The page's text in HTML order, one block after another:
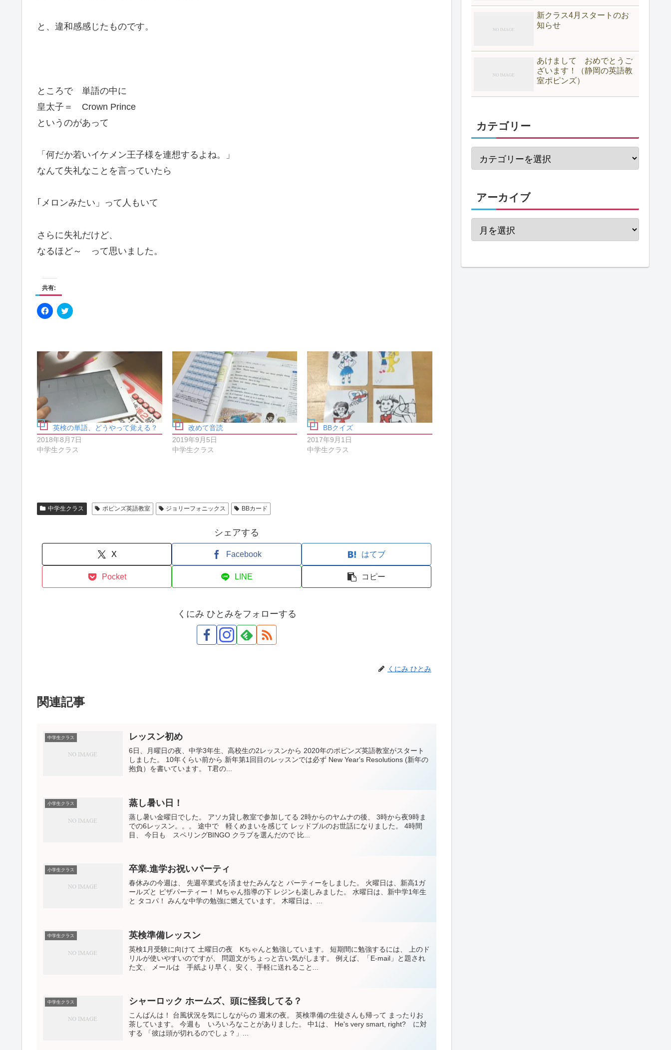
と、違和感感じたものです。
ところで 単語の中に
皇太子＝ Crown Prince
というのがあって
「何だか若いイケメン王子様を連想するよね。」
なんて失礼なことを言っていたら
｢メロンみたい」って人もいて
さらに失礼だけど、
なるほど～ って思いました。
共有:
F
a
k
で
す
ク
リ
ッ
ク
し
て
く
だ
ィ
ン
ド
き
ク
リ
w
i
t
t
し
い
ウ
ィ
ン
)
英検の単語、どうやって覚える？
2018年8月7日
中学生クラス
改めて音読
2019年9月5日
中学生クラス
BBクイズ
2017年9月1日
中学生クラス
中学生クラス ポピンズ英語教室 ジョリーフォニックス BBカード
シェアする
X Facebook はてブ
Pocket LINE コピー
くにみ ひとみをフォローする
くにみ ひとみ
関連記事
中学生クラス レッスン初め
6日、月曜日の夜、中学3年生、高校生の2レッスンから 2020年のポピンズ英語教室がスタート
しました。 10年くらい前から 新年第1回目のレッスンでは必ず New Year's Resolutions (新年の
抱負）を書いています。 T君の...
小学生クラス 蒸し暑い日！
蒸し暑い金曜日でした。 アソカ貸し教室で参加してる 2時からのヤムナの後、 3時から夜9時ま
での6レッスン。。。 途中で 軽くめまいを感じて レッドブルのお世話になりました。 4時間
目、 今日も スペリングBINGO クラブを選んだので 比...
小学生クラス 卒業.進学お祝いパーティ
春休みの今週は、 先週卒業式を済ませたみんなと パーティーをしました。 火曜日は、新高1ガ
ールズと ピザパーティー！ Mちゃん指導の下 レジンも楽しみました。 水曜日は、新中学1年生
と タコパ！ みんな中学の勉強に燃えています。 木曜日は、...
中学生クラス 英検準備レッスン
英検1月受験に向けて 土曜日の夜 Kちゃんと勉強しています。 短期間に勉強するには、 上のド
リルが使いやすいのですが、 問題文がちょっと古い気がします。 例えば、「E-mail」と題され
た文、 メールは 手紙より早く、安く、手軽に送れること...
中学生クラス シャーロック ホームズ、頭に怪我してる？
こんばんは！ 台風状況を気にしながらの 週末の夜。 英検準備の生徒さんも帰って まったりお
茶しています。 今週も いろいろなことがありました。 中1は、 He's very smart, right? に対
する 「彼は頭が切れるのでしょ？」...
新クラス4月スタートのお
知らせ
あけまして おめでとうご
ざいます！（静岡の英語教
室ポピンズ）
カテゴリー
アーカイブ